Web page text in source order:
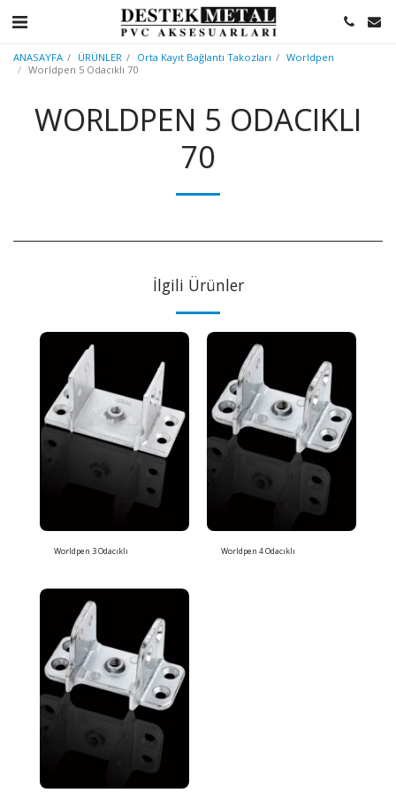
ANASAYFA ÜRÜNLER Orta Kayıt Bağlantı Takozları
Worldpen
Worldpen 5 Odacıklı 70
WORLDPEN 5 ODACIKLI
70
İlgili Ürünler
Worldpen 3 Odacıklı Worldpen 4 Odacıklı